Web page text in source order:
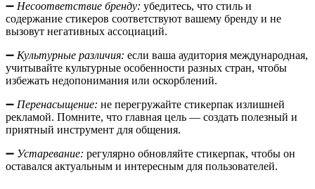
➖ Несоответствие бренду: убедитесь, что стиль и
содержание стикеров соответствуют вашему бренду и не
вызовут негативных ассоциаций.
➖ Культурные различия: если ваша аудитория международная,
учитывайте культурные особенности разных стран, чтобы
избежать недопонимания или оскорблений.
➖ Перенасыщение: не перегружайте стикерпак излишней
рекламой. Помните, что главная цель — создать полезный и
приятный инструмент для общения.
➖ Устаревание: регулярно обновляйте стикерпак, чтобы он
оставался актуальным и интересным для пользователей.